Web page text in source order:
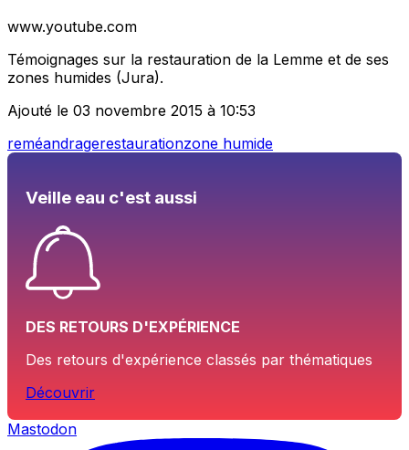
www.youtube.com
Témoignages sur la restauration de la Lemme et de ses
zones humides (Jura).
Ajouté le 03 novembre 2015 à 10:53
reméandragerestaurationzone humide
Veille eau c'est aussi
DES RETOURS D'EXPÉRIENCE
Des retours d'expérience classés par thématiques
Découvrir
Mastodon